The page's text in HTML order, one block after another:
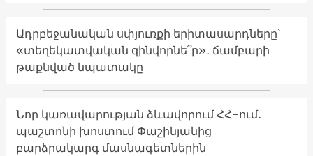
Ադրբեջանական սփյուռքի երիտասարդները՝
«տեղեկատվական զինվորնե՞ր»․ ճամբարի
թաքնված նպատակը
Նոր կառավարության ձևավորում ՀՀ-ում․
պաշտոնի խոստում Փաշինյանից
բարձրակարգ մասնագետներին